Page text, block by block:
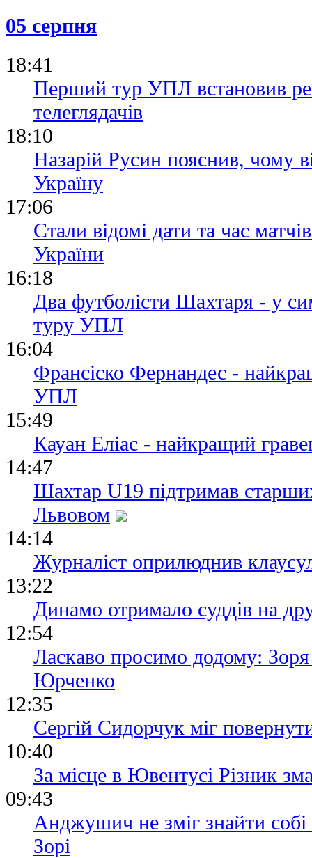
05 серпня
18:41
Перший тур УПЛ встановив
телеглядачів
18:10
Назарій Русин пояснив, чому
Україну
17:06
Стали відомі дати та час
України
16:18
Два футболісти Шахтаря - у
туру УПЛ
16:04
Франсіско Фернандес -
УПЛ
15:49
Кауан Еліас - найкращий
14:47
Шахтар U19 підтримав
Львовом
14:14
Журналіст оприлюднив
13:22
Динамо отримало суддів на
12:54
Ласкаво просимо додому:
Юрченко
12:35
Сергій Сидорчук міг
10:40
За місце в Ювентусі Різник
09:43
Анджушич не зміг знайти
Зорі